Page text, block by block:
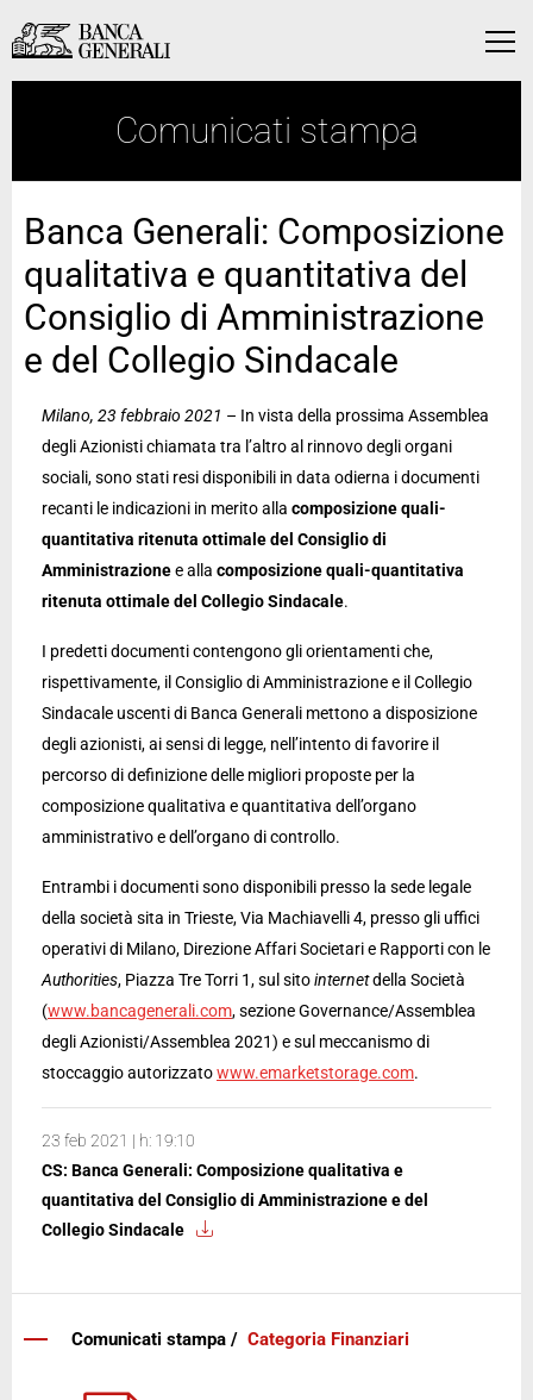
Vai al contenuto principale
Menu
Vai al contenuto principale
Comunicati stampa
Banca Generali: Composizione
qualitativa e quantitativa del
Consiglio di Amministrazione
e del Collegio Sindacale
Milano, 23 febbraio 2021 – In vista della prossima Assemblea
degli Azionisti chiamata tra l’altro al rinnovo degli organi
sociali, sono stati resi disponibili in data odierna i documenti
recanti le indicazioni in merito alla composizione quali-
quantitativa ritenuta ottimale del Consiglio di
Amministrazionee alla composizione quali-quantitativa
ritenuta ottimale del Collegio Sindacale.
I predetti documenti contengono gli orientamenti che,
rispettivamente, il Consiglio di Amministrazione e il Collegio
Sindacale uscenti di Banca Generali mettono a disposizione
degli azionisti, ai sensi di legge, nell’intento di favorire il
percorso di definizione delle migliori proposte per la
composizione qualitativa e quantitativa dell’organo
amministrativo e dell’organo di controllo.
Entrambi i documenti sono disponibili presso la sede legale
della società sita in Trieste, Via Machiavelli 4, presso gli uffici
operativi di Milano, Direzione Affari Societari e Rapporti con le
Authorities, Piazza Tre Torri 1, sul sitointernetdella Società
(www.bancagenerali.com, sezione Governance/Assemblea
degli Azionisti/Assemblea 2021) e sul meccanismo di
stoccaggio autorizzatowww.emarketstorage.com.
23 feb 2021 | h: 19:10
CS: Banca Generali: Composizione qualitativa e
quantitativa del Consiglio di Amministrazione e del
Collegio Sindacale
Comunicati stampa / Categoria Finanziari